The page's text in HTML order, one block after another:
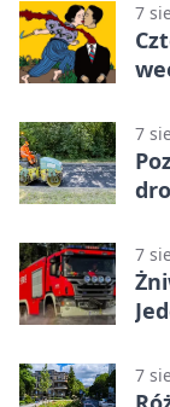
7
7
7
7